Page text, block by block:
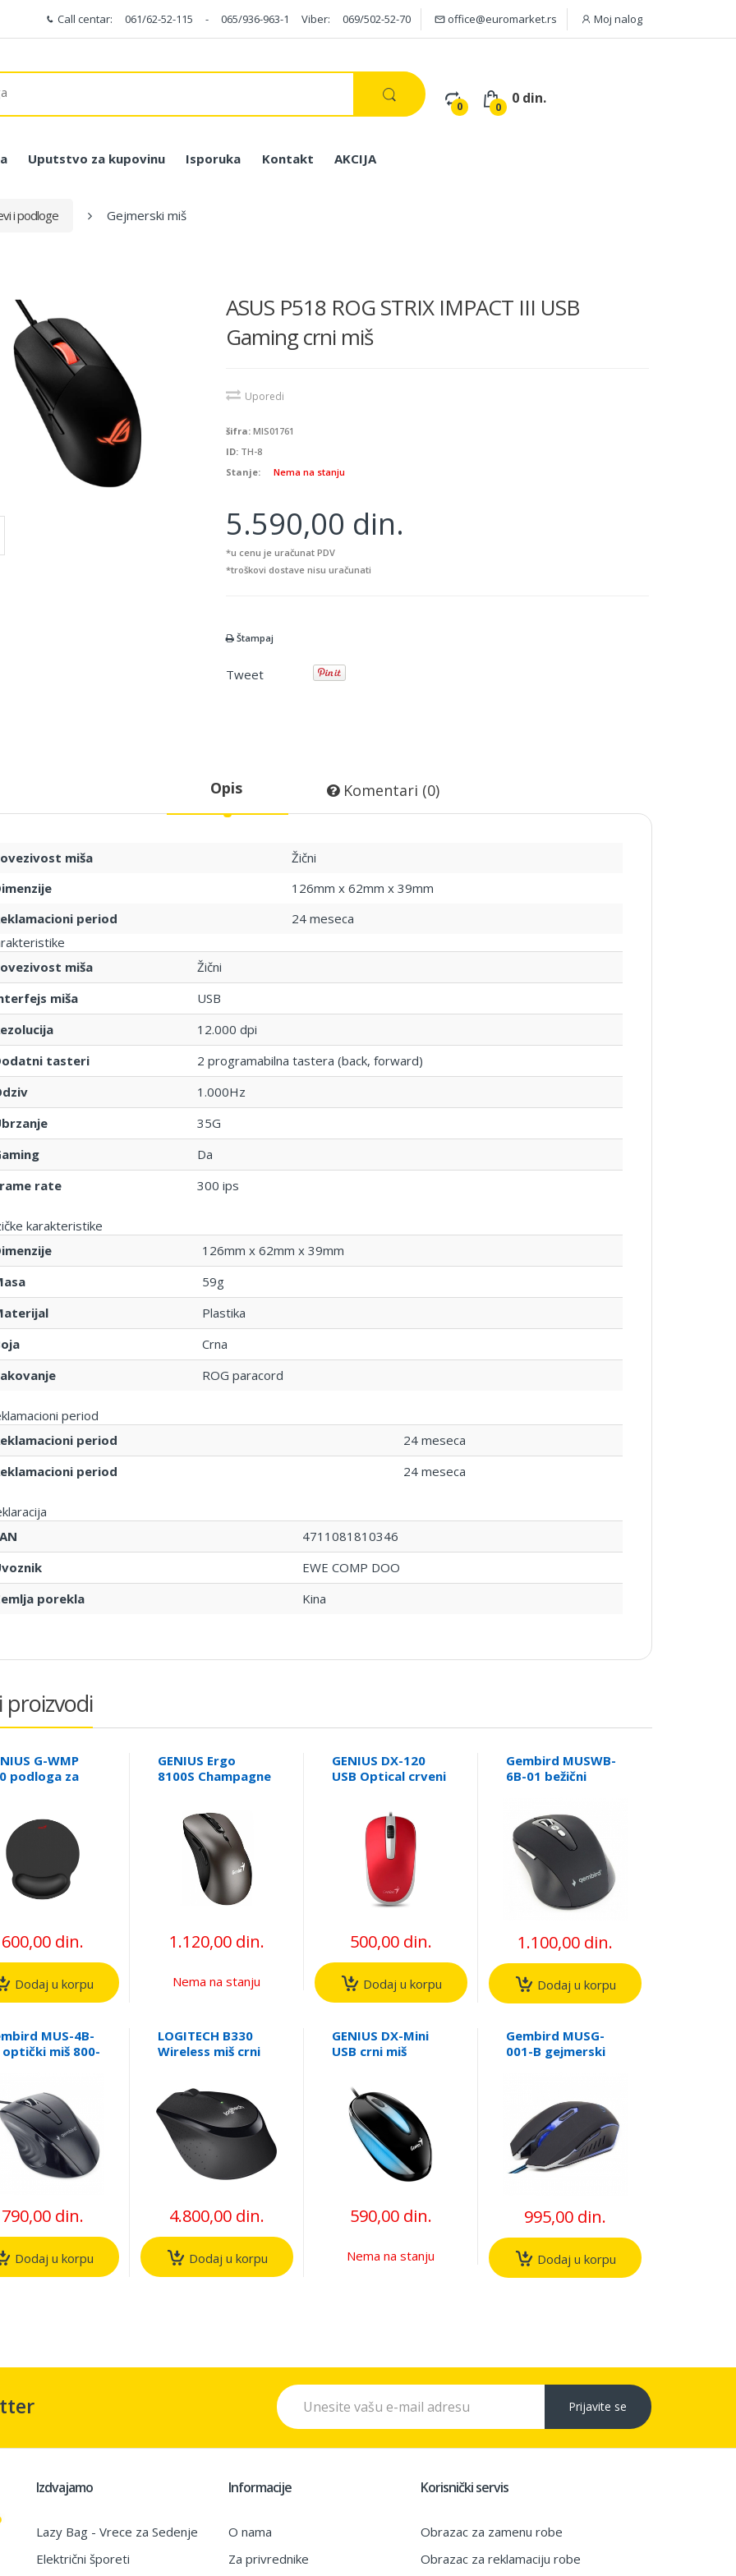
Call centar: 061/62-52-115 - 065/936-963-1 Viber: 069/502-52-70 office@euromarket.rs Moj nalog
0 0
0 din.
Uputstvo za kupovinu Isporuka Kontakt AKCIJA
i podloge Gejmerski miš
ASUS P518 ROG STRIX IMPACT III USB
Gaming crni miš
Uporedi
šifra: MIS01761
ID: TH-8
Stanje:
Nema na stanju
5.590,00 din.
*u cenu je uračunat PDV
*troškovi dostave nisu uračunati
Štampaj
Tweet
Opis Komentari (0)
miša
Žični
126mm x 62mm x 39mm
period
24 meseca
miša
Žični
miša
USB
12.000 dpi
tasteri
2 programabilna tastera (back, forward)
1.000Hz
35G
Da
rate
300 ips
karakteristike
126mm x 62mm x 39mm
59g
Plastika
Crna
ROG paracord
period
period
24 meseca
period
24 meseca
4711081810346
EWE COMP DOO
porekla
Kina
proizvodi
G-WMP
podloga za
600,00 din.
Dodaj u korpu
GENIUS Ergo
8100S Champagne
1.120,00 din.
Nema na stanju
GENIUS DX-120
USB Optical crveni
500,00 din.
Dodaj u korpu
Gembird MUSWB-
6B-01 bežični
1600Dpi black
95mm
1.100,00 din.
Dodaj u korpu
MUS-4B-
optički miš 800-
790,00 din.
Dodaj u korpu
LOGITECH B330
Wireless miš crni
4.800,00 din.
Dodaj u korpu
GENIUS DX-Mini
USB crni miš
590,00 din.
Nema na stanju
Gembird MUSG-
001-B gejmerski
osvetljenjem 400-
2400Dpi black
130mm
995,00 din.
Dodaj u korpu
Prijavite se
Izdvajamo
Lazy Bag - Vrece za Sedenje
Električni šporeti
Informacije
O nama
Za privrednike
Korisnički servis
Obrazac za zamenu robe
Obrazac za reklamaciju robe